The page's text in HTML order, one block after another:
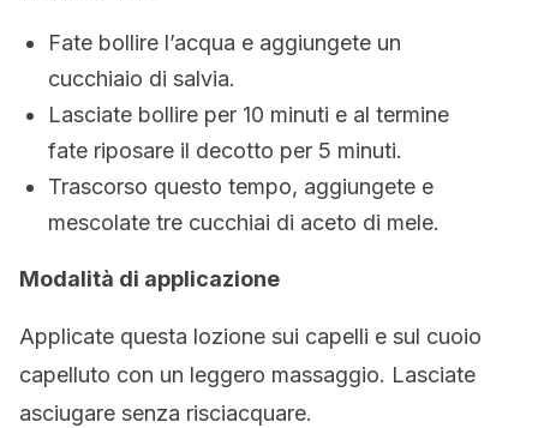
Fate bollire l’acqua e aggiungete un
cucchiaio di salvia.
Lasciate bollire per 10 minuti e al termine
fate riposare il decotto per 5 minuti.
Trascorso questo tempo, aggiungete e
mescolate tre cucchiai di aceto di mele.
Modalità di applicazione
Applicate questa lozione sui capelli e sul cuoio
capelluto con un leggero massaggio. Lasciate
asciugare senza risciacquare.